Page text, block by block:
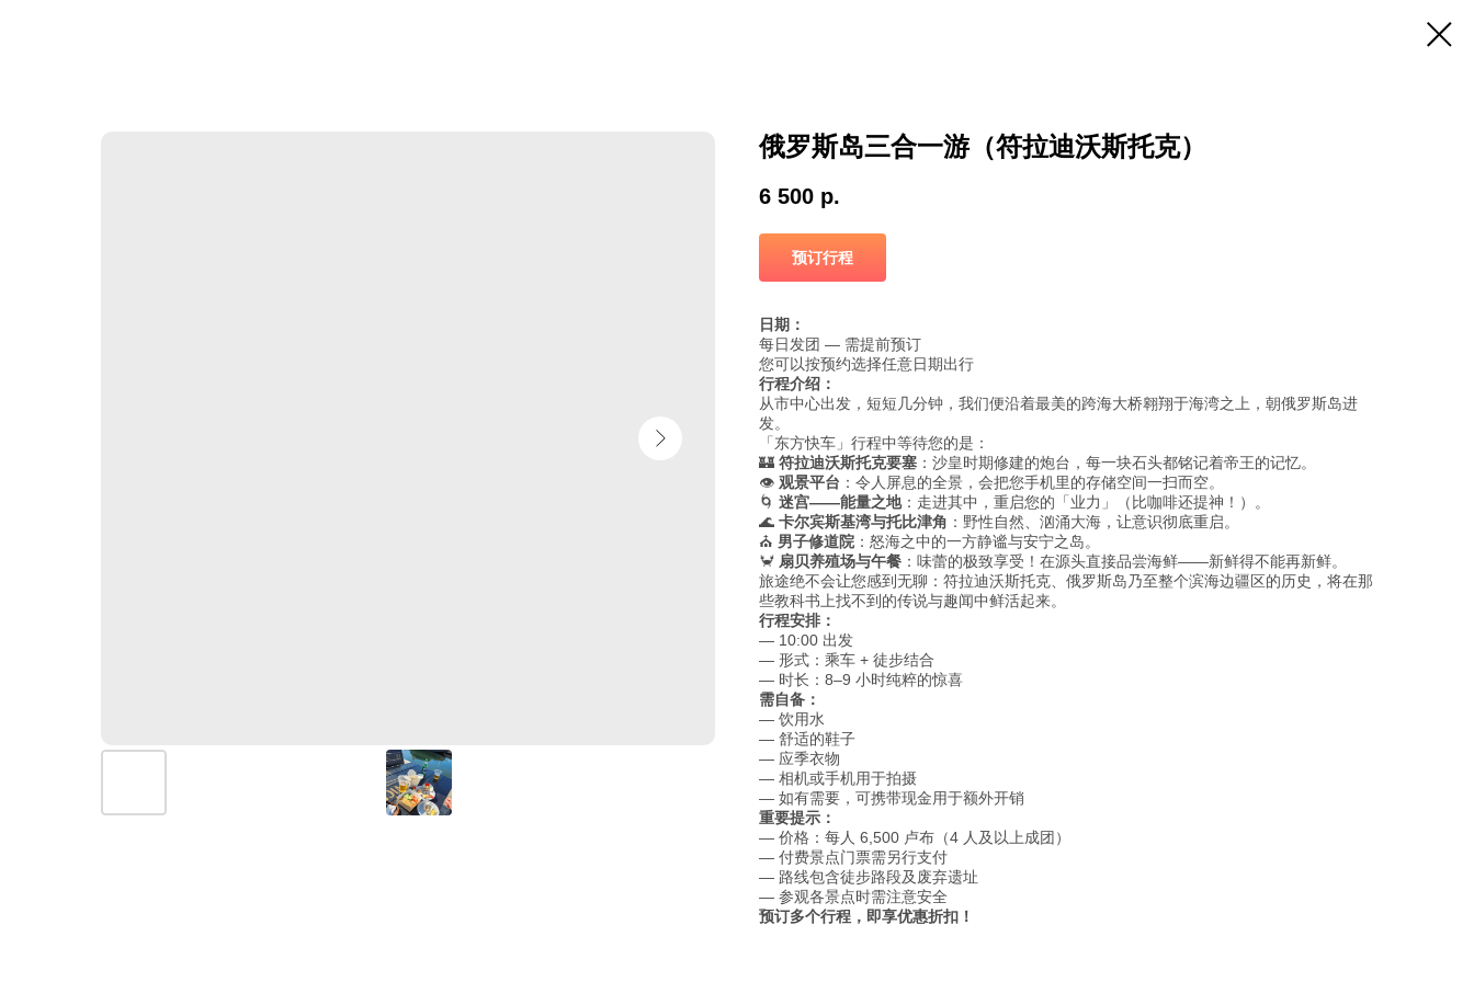
俄罗斯岛三合一游（符拉迪沃斯托克）
6 500 р.
预订行程
日期：
每日发团 — 需提前预订
您可以按预约选择任意日期出行
行程介绍：
从市中心出发，短短几分钟，我们便沿着最美的跨海大桥翱翔于海湾之上，朝俄罗斯岛进
发。
「东方快车」行程中等待您的是：
🏰 符拉迪沃斯托克要塞 ：沙皇时期修建的炮台，每一块石头都铭记着帝王的记忆。
👁️ 观景平台 ：令人屏息的全景，会把您手机里的存储空间一扫而空。
🌀 迷宫——能量之地：走进其中，重启您的「业力」（比咖啡还提神！）。
🌊 卡尔宾斯基湾与托比津角 ：野性自然、汹涌大海，让意识彻底重启。
⛪ 男子修道院 ：怒海之中的一方静谧与安宁之岛。
🦀 扇贝养殖场与午餐 ：味蕾的极致享受！在源头直接品尝海鲜——新鲜得不能再新鲜。
旅途绝不会让您感到无聊：符拉迪沃斯托克、俄罗斯岛乃至整个滨海边疆区的历史，将在那
些教科书上找不到的传说与趣闻中鲜活起来。
行程安排：
— 10:00 出发
— 形式：乘车 + 徒步结合
— 时长：8–9 小时纯粹的惊喜
需自备：
— 饮用水
— 舒适的鞋子
— 应季衣物
— 相机或手机用于拍摄
— 如有需要，可携带现金用于额外开销
重要提示：
— 价格：每人 6,500 卢布（4 人及以上成团）
— 付费景点门票需另行支付
— 路线包含徒步路段及废弃遗址
— 参观各景点时需注意安全
预订多个行程，即享优惠折扣！